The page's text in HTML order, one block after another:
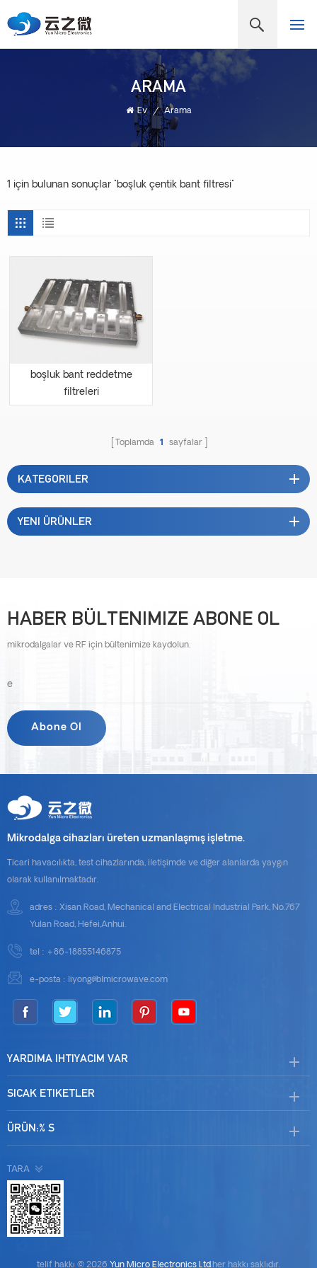
ARAMA
Ev / Arama
1 için bulunan sonuçlar "boşluk çentik bant filtresi"
boşluk bant reddetme
filtreleri
Toplamda 1 sayfalar
KATEGORILER
YENI ÜRÜNLER
HABER BÜLTENIMIZE ABONE OL
mikrodalgalar ve RF için bültenimize kaydolun.
Mikrodalga cihazları üreten uzmanlaşmış işletme.
Ticari havacılıkta, test cihazlarında, iletişimde ve diğer alanlarda yaygın
olarak kullanılmaktadır.
adres : Xisan Road, Mechanical and Electrical Industrial Park, No.767
Yulan Road, Hefei,Anhui.
tel : +86-18855146875
e-posta : liyong@blmicrowave.com
YARDIMA IHTIYACIM VAR
SICAK ETIKETLER
ÜRÜN:% S
TARA
telif hakkı © 2026 Yun Micro Electronics Ltd.her hakkı saklıdır.